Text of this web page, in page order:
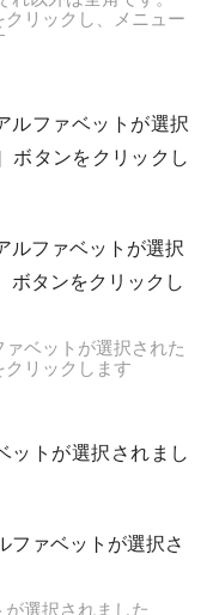
リックし、メニュー
ルファベットが選択
ボタンをクリックし
ベットが選択された
リックします
ットが選択されまし
選択されました